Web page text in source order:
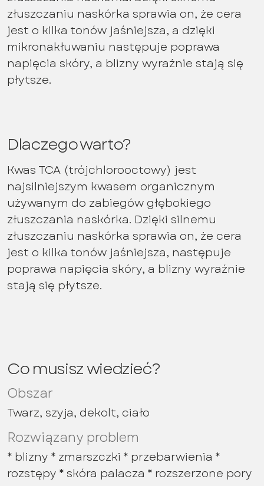
złuszczaniu naskórka sprawia on, że cera
jest o kilka tonów jaśniejsza, a dzięki
mikronakłuwaniu następuje poprawa
napięcia skóry, a blizny wyraźnie stają się
płytsze.
Dlaczego warto?
Kwas TCA (trójchlorooctowy) jest
najsilniejszym kwasem organicznym
używanym do zabiegów głębokiego
złuszczania naskórka. Dzięki silnemu
złuszczaniu naskórka sprawia on, że cera
jest o kilka tonów jaśniejsza, następuje
poprawa napięcia skóry, a blizny wyraźnie
stają się płytsze.
Co musisz wiedzieć?
Obszar
Twarz, szyja, dekolt, ciało
Rozwiązany problem
* blizny * zmarszczki * przebarwienia *
rozstępy * skóra palacza * rozszerzone pory